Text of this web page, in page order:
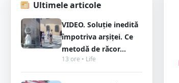
Ultimele articole
VIDEO. Soluție inedită
împotriva arșiței. Ce
metodă de răcor...
13 ore • Life